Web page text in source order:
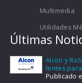
Multimedia
Utilidades
Últimas
Alcon y
lentes
Publicado